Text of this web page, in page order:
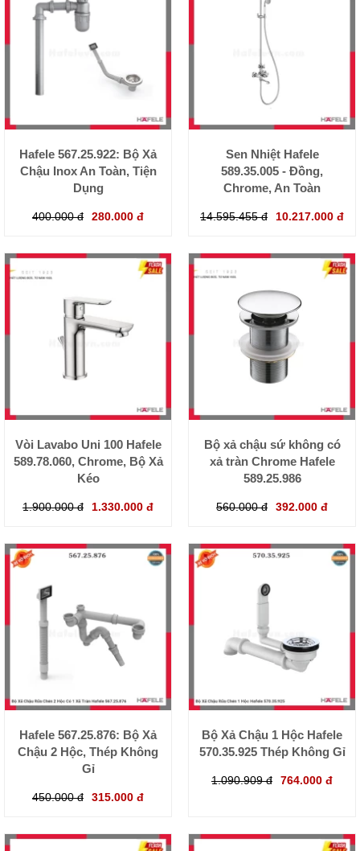
Hafele 567.25.922: Bộ Xả
Chậu Inox An Toàn, Tiện
Dụng
400.000 đ 280.000 đ
Sen Nhiệt Hafele
589.35.005 - Đồng,
Chrome, An Toàn
14.595.455 đ 10.217.000 đ
Vòi Lavabo Uni 100 Hafele
589.78.060, Chrome, Bộ Xả
Kéo
1.900.000 đ 1.330.000 đ
Bộ xả chậu sứ không có
xả tràn Chrome Hafele
589.25.986
560.000 đ 392.000 đ
Hafele 567.25.876: Bộ Xả
Chậu 2 Hộc, Thép Không
Gỉ
450.000 đ 315.000 đ
Bộ Xả Chậu 1 Hộc Hafele
570.35.925 Thép Không Gỉ
1.090.909 đ 764.000 đ